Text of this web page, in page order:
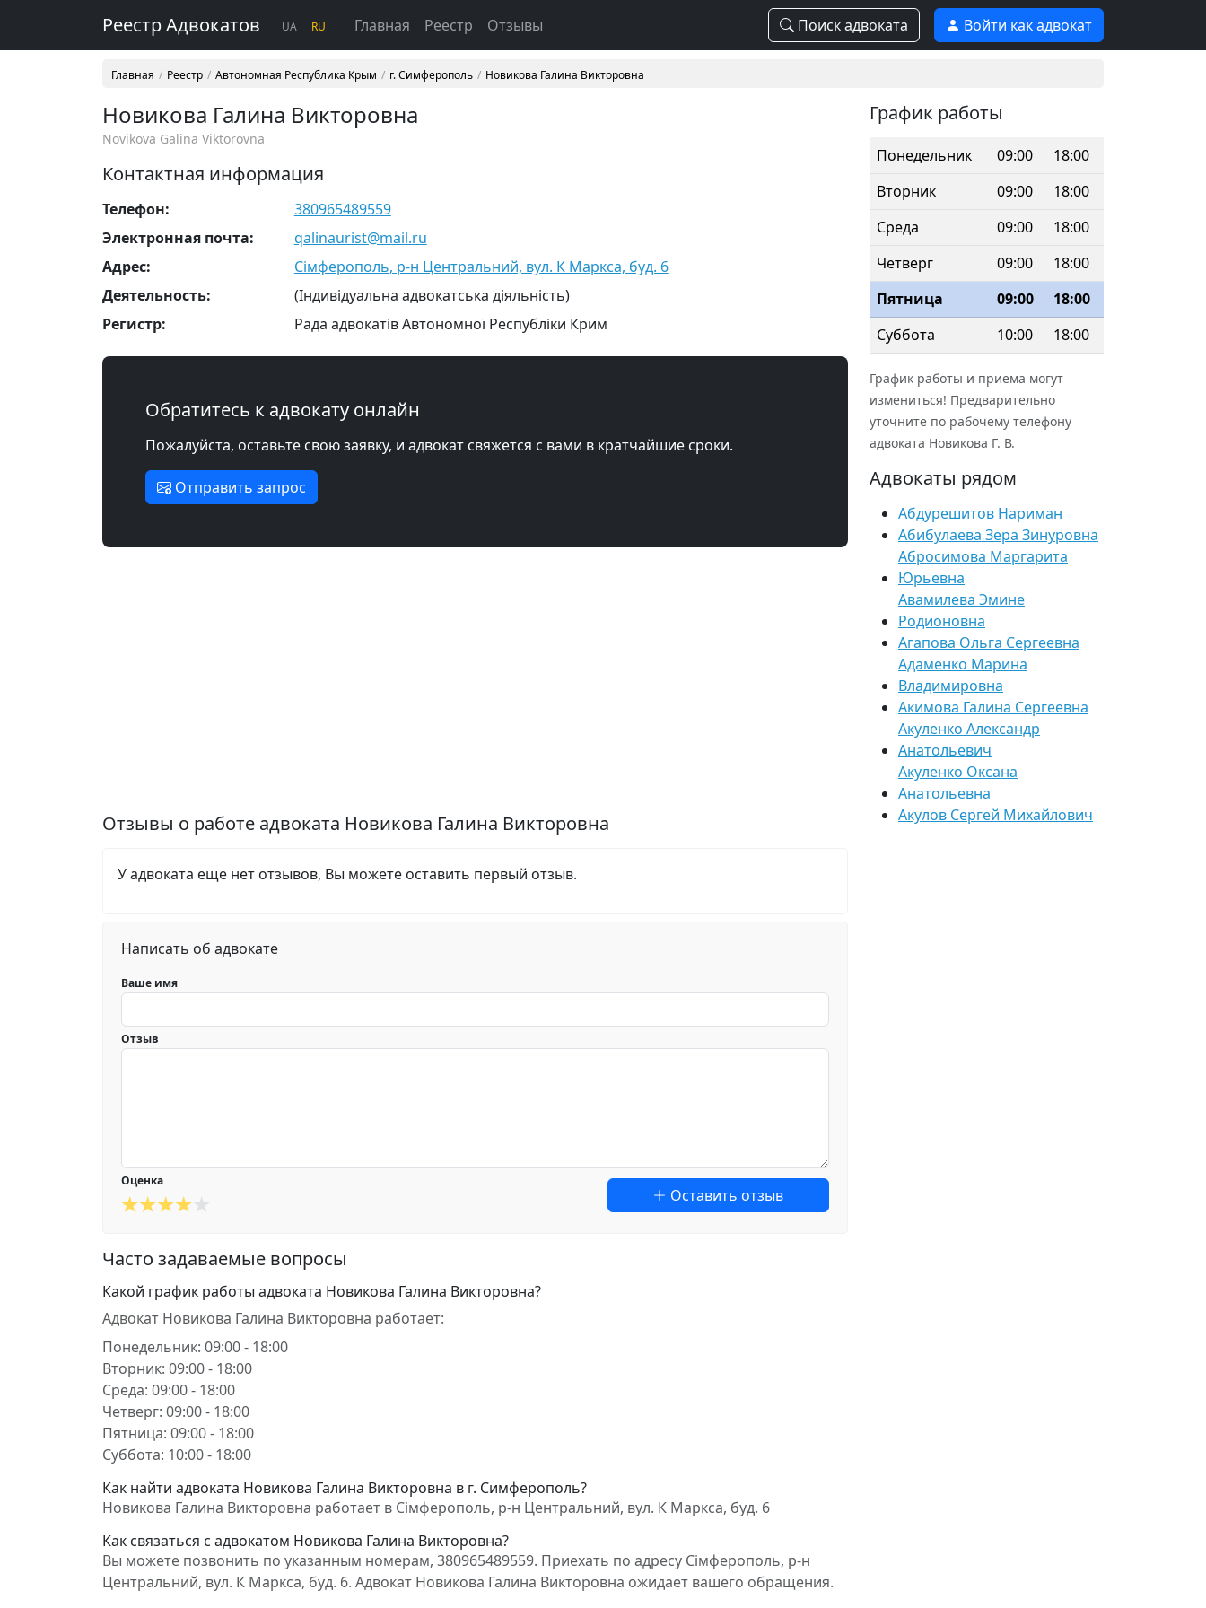
Реестр Адвокатов UA RU Главная Реестр Отзывы Поиск адвоката Войти как адвокат
Главная Реестр Автономная Республика Крым г. Симферополь Новикова Галина Викторовна
Новикова Галина Викторовна
Novikova Galina Viktorovna
Контактная информация
Телефон:
380965489559
Электронная почта:
qalinaurist@mail.ru
Адрес:
Сімферополь, р-н Центральний, вул. К Маркса, буд. 6
Деятельность:
(Індивідуальна адвокатська діяльність)
Регистр:
Рада адвокатів Автономної Республіки Крим
Обратитесь к адвокату онлайн
Пожалуйста, оставьте свою заявку, и адвокат свяжется с вами в кратчайшие сроки.
Отправить запрос
Отзывы о работе адвоката Новикова Галина Викторовна
У адвоката еще нет отзывов, Вы можете оставить первый отзыв.
Написать об адвокате
Ваше имя
Отзыв
Оценка
Оставить отзыв
Часто задаваемые вопросы
Какой график работы адвоката Новикова Галина Викторовна?
Адвокат Новикова Галина Викторовна работает:
Понедельник: 09:00 - 18:00
Вторник: 09:00 - 18:00
Среда: 09:00 - 18:00
Четверг: 09:00 - 18:00
Пятница: 09:00 - 18:00
Суббота: 10:00 - 18:00
Как найти адвоката Новикова Галина Викторовна в г. Симферополь?
Новикова Галина Викторовна работает в Сімферополь, р-н Центральний, вул. К Маркса, буд. 6
Как связаться с адвокатом Новикова Галина Викторовна?
Вы можете позвонить по указанным номерам, 380965489559. Приехать по адресу Сімферополь, р-н
Центральний, вул. К Маркса, буд. 6. Адвокат Новикова Галина Викторовна ожидает вашего обращения.
График работы
Понедельник 09:00
18:00
Вторник
09:00
18:00
Среда
09:00
18:00
Четверг
09:00
18:00
Пятница
09:00
18:00
Суббота
10:00 18:00
График работы и приема могут
измениться! Предварительно
уточните по рабочему телефону
адвоката Новикова Г. В.
Адвокаты рядом
Абдурешитов Нариман
Абибулаева Зера Зинуровна
Абросимова Маргарита
Юрьевна
Авамилева Эмине
Родионовна
Агапова Ольга Сергеевна
Адаменко Марина
Владимировна
Акимова Галина Сергеевна
Акуленко Александр
Анатольевич
Акуленко Оксана
Анатольевна
Акулов Сергей Михайлович